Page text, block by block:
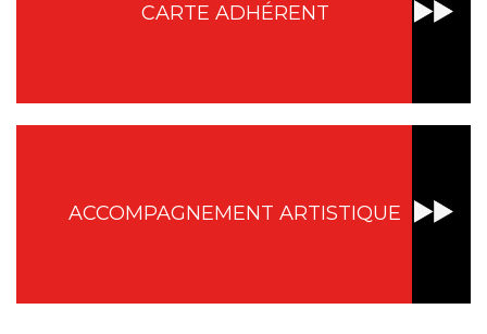
CARTE ADHÉRENT
ACCOMPAGNEMENT ARTISTIQUE